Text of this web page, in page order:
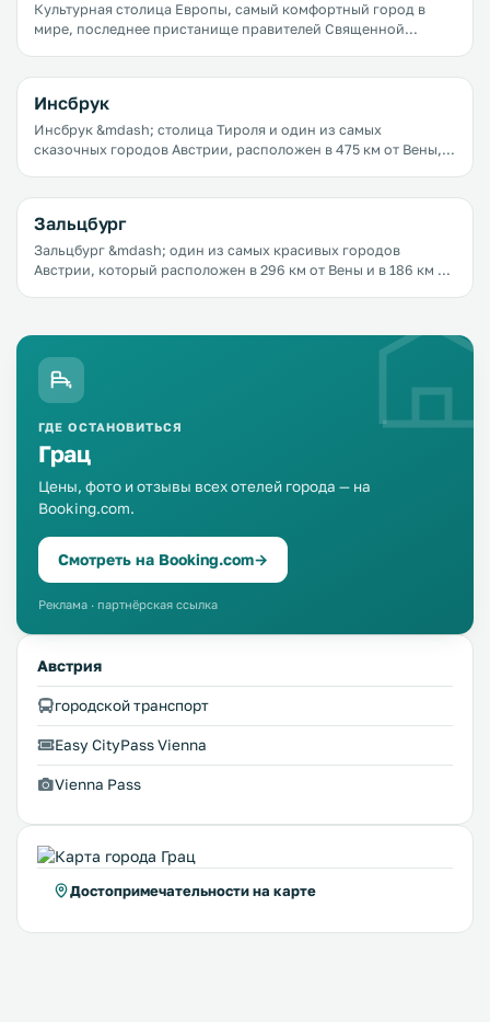
Культурная столица Европы, самый комфортный город в
мире, последнее пристанище правителей Священной
оперы, прекрасные парки и сады, рестораны и кафе, в
которых готовят потрясающие блюда венской кухни.
Инсбрук
Инсбрук &mdash; столица Тироля и один из самых
сказочных городов Австрии, расположен в 475 км от Вены, в
Зальцбург
Зальцбург &mdash; один из самых красивых городов
Австрии, который расположен в 296 км от Вены и в 186 км от
ГДЕ ОСТАНОВИТЬСЯ
Грац
Цены, фото и отзывы всех отелей города — на
Booking.com.
Смотреть на Booking.com→
Реклама · партнёрская ссылка
Австрия
городской транспорт
Easy CityPass Vienna
Vienna Pass
Достопримечательности на карте